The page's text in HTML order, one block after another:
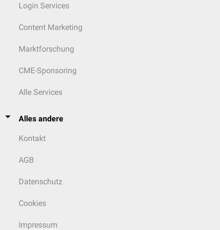
Login Services
Content Marketing
Marktforschung
CME-Sponsoring
Alle Services
Alles andere
Kontakt
AGB
Datenschutz
Cookies
Impressum